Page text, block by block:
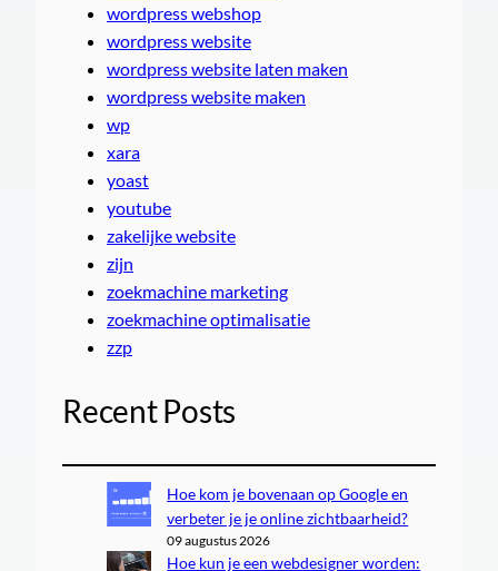
wordpress webshop
wordpress website
wordpress website laten maken
wordpress website maken
wp
xara
yoast
youtube
zakelijke website
zijn
zoekmachine marketing
zoekmachine optimalisatie
zzp
Recent Posts
Hoe kom je bovenaan op Google en
verbeter je je online zichtbaarheid?
09 augustus 2026
Hoe kun je een webdesigner worden: